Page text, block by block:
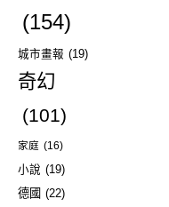
(154)
城市畫報 (19)
奇幻
(101)
家庭 (16)
小說 (19)
德國 (22)